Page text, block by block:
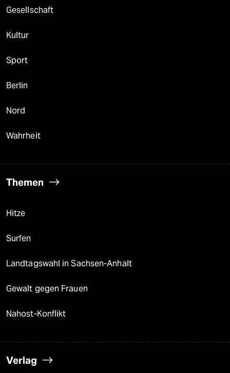
Gesellschaft
Kultur
Sport
Berlin
Nord
Wahrheit
Themen
Hitze
Surfen
Landtagswahl in Sachsen-Anhalt
Gewalt gegen Frauen
Nahost-Konflikt
Verlag